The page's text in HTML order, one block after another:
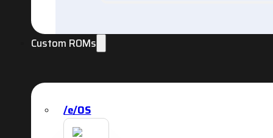
Custom ROMs
/e/OS